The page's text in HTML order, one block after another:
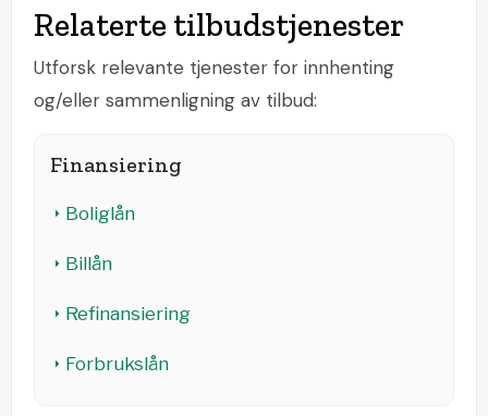
Relaterte tilbudstjenester
Utforsk relevante tjenester for innhenting
og/eller sammenligning av tilbud:
Finansiering
Boliglån
Billån
Refinansiering
Forbrukslån